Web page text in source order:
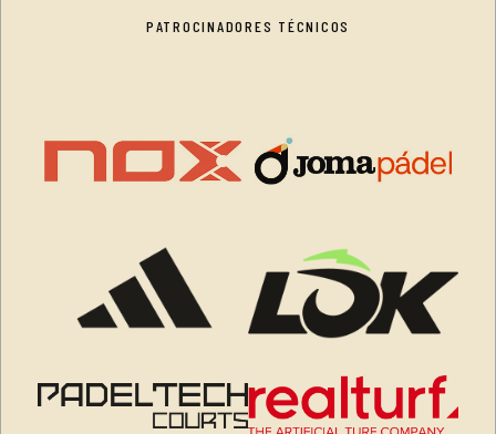
PATROCINADORES TÉCNICOS